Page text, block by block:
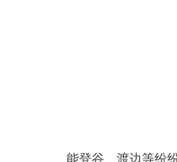
能登谷、渡边等纷纷